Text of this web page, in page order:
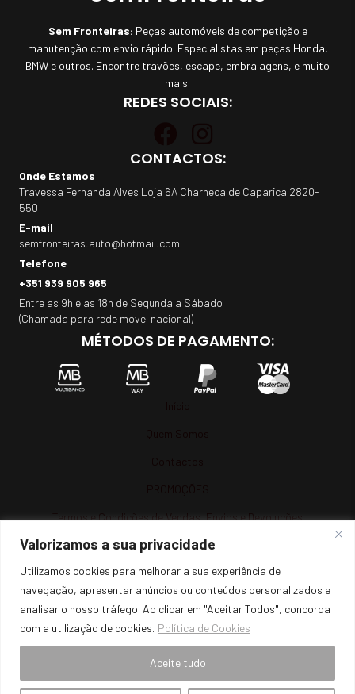
Valorizamos a sua privacidade
Utilizamos cookies para melhorar a sua experiência de
navegação, apresentar anúncios ou conteúdos personalizados e
analisar o nosso tráfego. Ao clicar em "Aceitar Todos", concorda
com a utilização de cookies. Política de Cookies
Aceite tudo
Sem Fronteiras: Peças automóveis de competição e
manutenção com envio rápido. Especialistas em peças Honda,
BMW e outros. Encontre travões, escape, embraiagens, e muito
mais!
REDES SOCIAIS:
CONTACTOS:
Onde Estamos
Travessa Fernanda Alves Loja 6A Charneca de Caparica 2820-
550
E-mail
semfronteiras.auto@hotmail.com
Telefone
+351 939 905 965
Entre as 9h e as 18h de Segunda a Sábado
(Chamada para rede móvel nacional)
MÉTODOS DE PAGAMENTO:
Termos e Condições de Vendas, Envios e Devoluções
Termos e Condições
Política de Privacidade
Resolução de Litígios